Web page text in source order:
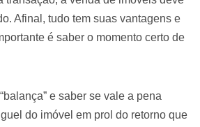
Afinal, tudo tem suas vantagens e
é saber o momento certo de
e saber se vale a pena
do imóvel em prol do retorno que